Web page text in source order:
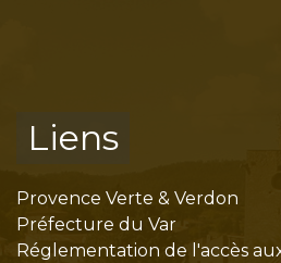
Liens
Provence Verte & Verdon
Préfecture du Var
Réglementation de l'accès